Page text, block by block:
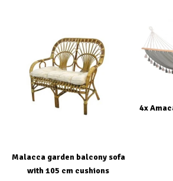
Malacca garden balcony sofa
with 105 cm cushions
4x